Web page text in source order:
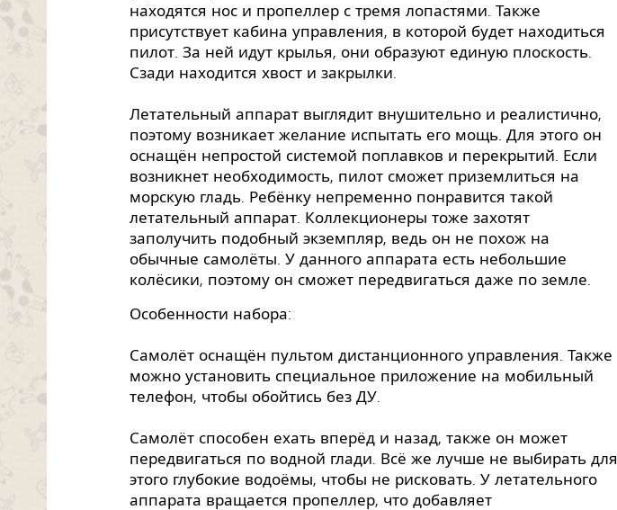
находятся нос и пропеллер с тремя лопастями. Также
присутствует кабина управления, в которой будет находиться
пилот. За ней идут крылья, они образуют единую плоскость.
Сзади находится хвост и закрылки.
Летательный аппарат выглядит внушительно и реалистично,
поэтому возникает желание испытать его мощь. Для этого он
оснащён непростой системой поплавков и перекрытий. Если
возникнет необходимость, пилот сможет приземлиться на
морскую гладь. Ребёнку непременно понравится такой
летательный аппарат. Коллекционеры тоже захотят
заполучить подобный экземпляр, ведь он не похож на
обычные самолёты. У данного аппарата есть небольшие
колёсики, поэтому он сможет передвигаться даже по земле.
Особенности набора:
Самолёт оснащён пультом дистанционного управления. Также
можно установить специальное приложение на мобильный
телефон, чтобы обойтись без ДУ.
Самолёт способен ехать вперёд и назад, также он может
передвигаться по водной глади. Всё же лучше не выбирать для
этого глубокие водоёмы, чтобы не рисковать. У летательного
аппарата вращается пропеллер, что добавляет